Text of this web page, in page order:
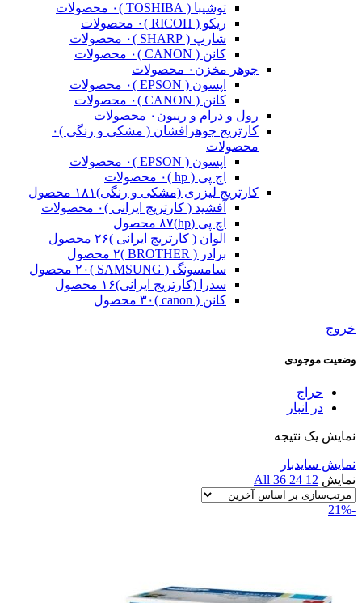
توشیبا ( TOSHIBA )
۰ محصولات
ریکو ( RICOH )
۰ محصولات
شارپ ( SHARP )
۰ محصولات
کانن ( CANON )
۰ محصولات
جوهر مخزن ۰ محصولات
اپسون ( EPSON )
۰ محصولات
کانن ( CANON )
۰ محصولات
رول و درام و ریبون ۰ محصولات
کارتریج جوهرافشان ( مشکی و رنگی )۰
محصولات
اپسون ( EPSON )
۰ محصولات
اچ پی ( hp )
۰ محصولات
کارتریج لیزری (مشکی و رنگی)۱۸۱ محصول
آفشید ( کارتریج ایرانی )۰ محصولات
اچ پی (hp)
۸۷ محصول
الوان ( کارتریج ایرانی )۲۶ محصول
برادر ( BROTHER )
۲ محصول
سامسونگ ( SAMSUNG )
۲۰ محصول
سدرا (کارتریج ایرانی)۱۶ محصول
کانن ( canon )
۳۰ محصول
خروج
وضعیت موجودی
حراج
در انبار
نمایش یک نتیجه
نمایش سایدبار
نمایش 12
24
36
All
-21%